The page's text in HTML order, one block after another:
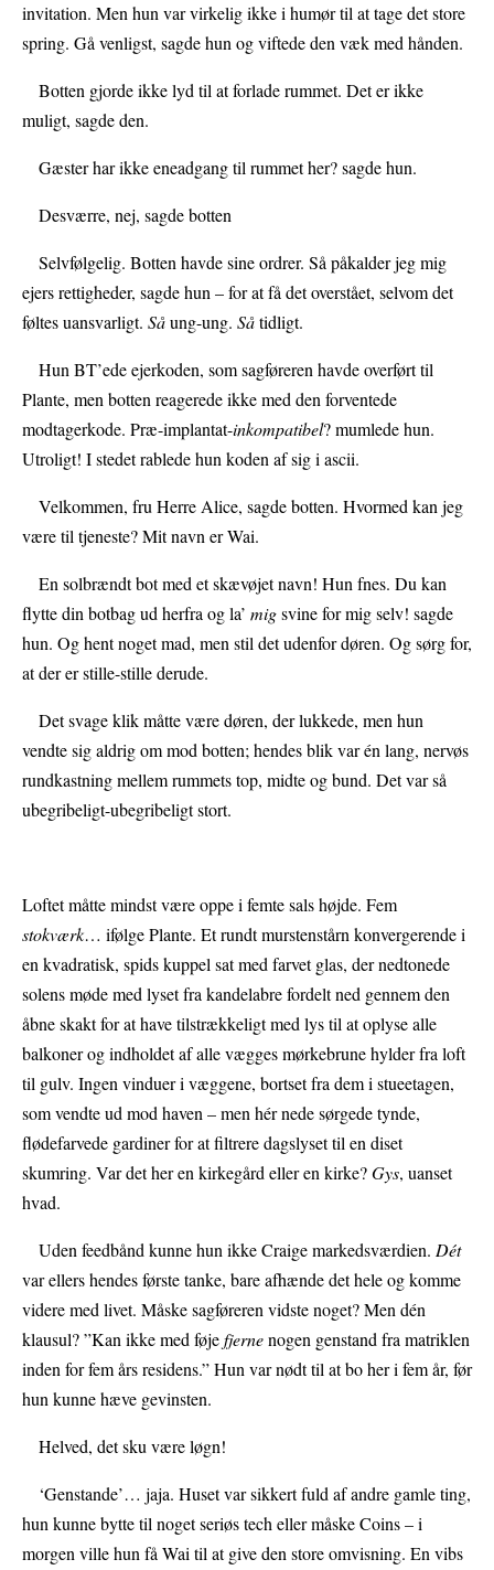
invitation. Men hun var virkelig ikke i humør til at tage det store
spring. Gå venligst, sagde hun og viftede den væk med hånden.
Botten gjorde ikke lyd til at forlade rummet. Det er ikke
muligt, sagde den.
Gæster har ikke eneadgang til rummet her? sagde hun.
Desværre, nej, sagde botten
Selvfølgelig. Botten havde sine ordrer. Så påkalder jeg mig
ejers rettigheder, sagde hun – for at få det overstået, selvom det
føltes uansvarligt. Såung-ung. Såtidligt.
Hun BT’ede ejerkoden, som sagføreren havde overført til
Plante, men botten reagerede ikke med den forventede
modtagerkode. Præ-implantat-inkompatibel? mumlede hun.
Utroligt! I stedet rablede hun koden af sig i ascii.
Velkommen, fru Herre Alice, sagde botten. Hvormed kan jeg
være til tjeneste? Mit navn er Wai.
En solbrændt bot med et skævøjet navn! Hun fnes. Du kan
flytte din botbag ud herfra og la’ migsvine for mig selv! sagde
hun. Og hent noget mad, men stil det udenfor døren. Og sørg for,
at der er stille-stille derude.
Det svage klik måtte være døren, der lukkede, men hun
vendte sig aldrig om mod botten; hendes blik var én lang, nervøs
rundkastning mellem rummets top, midte og bund. Det var så
ubegribeligt-ubegribeligt stort.
Loftet måtte mindst være oppe i femte sals højde. Fem
stokværk… ifølge Plante. Et rundt murstenstårn konvergerende i
en kvadratisk, spids kuppel sat med farvet glas, der nedtonede
solens møde med lyset fra kandelabre fordelt ned gennem den
åbne skakt for at have tilstrækkeligt med lys til at oplyse alle
balkoner og indholdet af alle vægges mørkebrune hylder fra loft
til gulv. Ingen vinduer i væggene, bortset fra dem i stueetagen,
som vendte ud mod haven – men hér nede sørgede tynde,
flødefarvede gardiner for at filtrere dagslyset til en diset
skumring. Var det her en kirkegård eller en kirke?Gys, uanset
hvad.
Uden feedbånd kunne hun ikke Craige markedsværdien. Dét
var ellers hendes første tanke, bare afhænde det hele og komme
videre med livet. Måske sagføreren vidste noget? Men dén
klausul? ”Kan ikke med føjefjernenogen genstand fra matriklen
inden for fem års residens.” Hun var nødt til at bo her i fem år, før
hun kunne hæve gevinsten.
Helved, det sku være løgn!
‘Genstande’… jaja. Huset var sikkert fuld af andre gamle ting,
hun kunne bytte til noget seriøs tech eller måske Coins – i
morgen ville hun få Wai til at give den store omvisning. En vibs